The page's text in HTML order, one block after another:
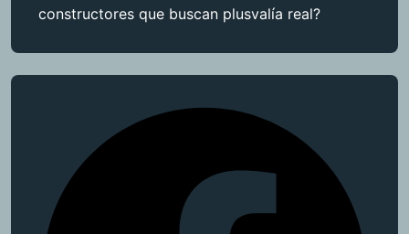
constructores que buscan plusvalía real?